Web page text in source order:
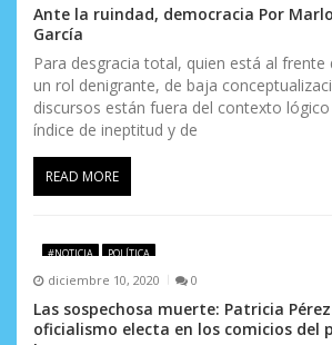
Ante la ruindad, democracia Por
García
Para desgracia total, quien está al frente
un rol denigrante, de baja
discursos están fuera del contexto
índice de ineptitud y de
READ MORE
#NOTICIA POLÍTICA
diciembre 10, 2020 0
Las sospechosa muerte: Patricia
oficialismo electa en los comicios del